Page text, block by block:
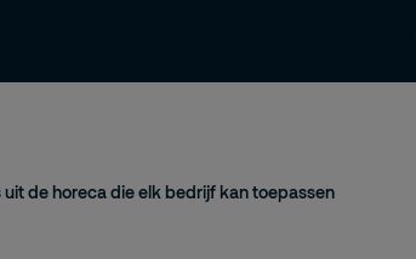
Beveiligingstrends & nieuws
uit de horeca die elk bedrijf kan toepassen